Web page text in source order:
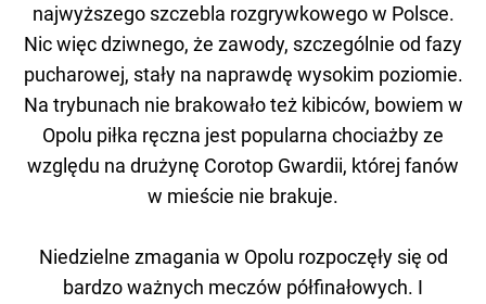
najwyższego szczebla rozgrywkowego w Polsce.
Nic więc dziwnego, że zawody, szczególnie od fazy
pucharowej, stały na naprawdę wysokim poziomie.
Na trybunach nie brakowało też kibiców, bowiem w
Opolu piłka ręczna jest popularna chociażby ze
względu na drużynę Corotop Gwardii, której fanów
w mieście nie brakuje.
Niedzielne zmagania w Opolu rozpoczęły się od
bardzo ważnych meczów półfinałowych. I